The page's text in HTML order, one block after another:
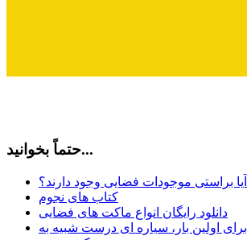
حتماً بخوانید...
آیا براستی موجودات فضایی وجود دارند؟
کتاب های نجوم
دانلود رایگان انواع ماکت های فضایی
برای اولین بار، سیاره ای درست شبیه به